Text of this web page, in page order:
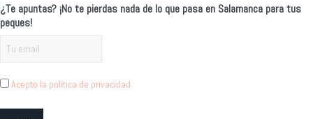
¿Te apuntas? ¡No te pierdas nada de lo que pasa en Salamanca para tus
peques!
Acepto la política de privacidad